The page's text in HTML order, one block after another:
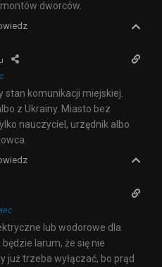
dworców.
komunikacji miejskiej.
z Ukrainy. Miasto bez
nauczyciel, urzędnik albo
lub wodorowe dla
larum, że się nie
już trzeba wyłączać, bo prąd